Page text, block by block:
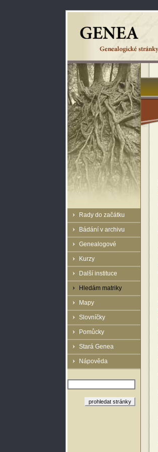
Rady do začátku
Bádání v archivu
Genealogové
Kurzy
Další instituce
Hledám matriky
Mapy
Slovníčky
Pomůcky
Stará Genea
Nápověda